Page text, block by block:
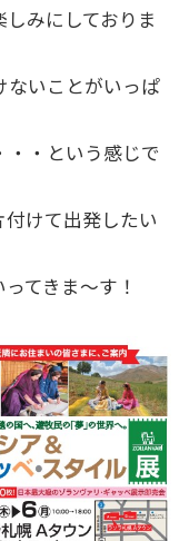
みにしておりま
ないことがいっぱ
・・という感じで
けて出発したい
てきま～す！